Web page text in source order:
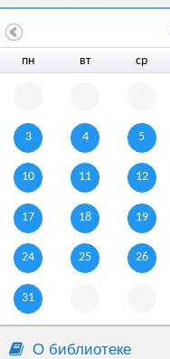
пн вт ср
3 4 5
10 11 12
17 18 19
24 25 26
31
О библиотеке